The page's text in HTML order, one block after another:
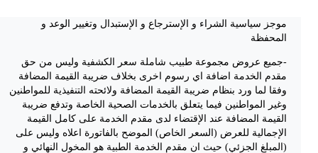
موجز سياسية الشراء و الإسترجاع و الإستبدال وتغيير الوعد و
المحفظة
-جميع عروض مجموعة طبيب شاملة سعر الكشفية وليس من حق
مقدم الخدمة اضافة اي رسوم اخرى بخلاف ضريبة القيمة المضافة
وفقا لما ورد بنظام ضريبة القيمة المضافة ولائحته التنفيذية للمواطنين
وغير المواطنين فيما يتعلق بالخدمات الصحية الخاصة وتدفع ضريبة
القيمة المضافة عند الإقتضاء لدى مقدم الخدمة على كامل القيمة
الإجمالية للعرض (السعر الخاص) الموضح بالفاتورة اعلاه وليس على
(المبلغ الجزئي) حيث ان مقدم الخدمة الطبية هو المخول النهائي و